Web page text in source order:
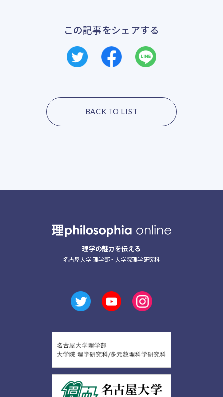
この記事をシェアする
BACK TO LIST
理学の魅力を伝える
名古屋大学 理学部・大学院理学研究科